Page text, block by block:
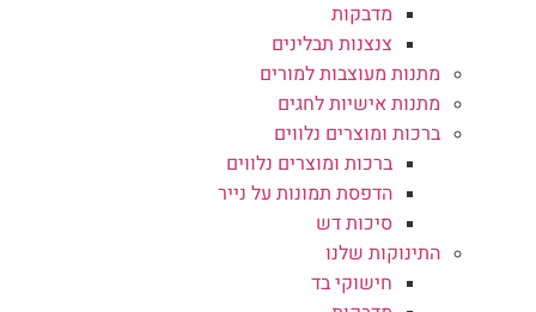
מדבקות
צנצנות תבלינים
מתנות מעוצבות למורים
מתנות אישיות לחגים
ברכות ומוצרים נלווים
ברכות ומוצרים נלווים
הדפסת תמונות על נייר
סיכות דש
התינוקות שלנו
חישוקי בד